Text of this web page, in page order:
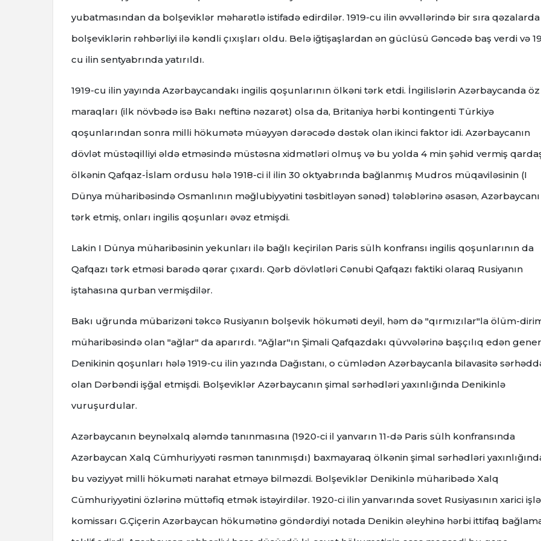
yubatmasından da bolşeviklər məharətlə istifadə edirdilər. 1919-cu ilin əvvəllərində bir sıra qəzalarda
bolşeviklərin rəhbərliyi ilə kəndli çıxışları oldu. Belə iğtişaşlardan ən güclüsü Gəncədə baş verdi və
cu ilin sentyabrında yatırıldı.
1919-cu ilin yayında Azərbaycandakı ingilis qoşunlarının ölkəni tərk etdi. İngilislərin Azərbaycanda öz
maraqları (ilk növbədə isə Bakı neftinə nəzarət) olsa da, Britaniya hərbi kontingenti Türkiyə
qoşunlarından sonra milli hökumətə müəyyən dərəcədə dəstək olan ikinci faktor idi. Azərbaycanın
dövlət müstəqilliyi əldə etməsində müstəsna xidmətləri olmuş və bu yolda 4 min şəhid vermiş
ölkənin Qafqaz-İslam ordusu hələ 1918-ci il ilin 30 oktyabrında bağlanmış Mudros müqaviləsinin (I
Dünya müharibəsində Osmanlının məğlubiyyətini təsbitləyən sənəd) tələblərinə əsasən, Azərbaycanı
tərk etmiş, onları ingilis qoşunları əvəz etmişdi.
Lakin I Dünya müharibəsinin yekunları ilə bağlı keçirilən Paris sülh konfransı ingilis qoşunlarının da
Qafqazı tərk etməsi barədə qərar çıxardı. Qərb dövlətləri Cənubi Qafqazı faktiki olaraq Rusiyanın
iştahasına qurban vermişdilər.
Bakı uğrunda mübarizəni təkcə Rusiyanın bolşevik hökuməti deyil, həm də "qırmızılar"la ölüm-
müharibəsində olan "ağlar" da aparırdı. "Ağlar"ın Şimali Qafqazdakı qüvvələrinə başçılıq edən
Denikinin qoşunları hələ 1919-cu ilin yazında Dağıstanı, o cümlədən Azərbaycanla bilavasitə
olan Dərbəndi işğal etmişdi. Bolşeviklər Azərbaycanın şimal sərhədləri yaxınlığında Denikinlə
vuruşurdular.
Azərbaycanın beynəlxalq aləmdə tanınmasına (1920-ci il yanvarın 11-də Paris sülh konfransında
Azərbaycan Xalq Cümhuriyyəti rəsmən tanınmışdı) baxmayaraq ölkənin şimal sərhədləri
bu vəziyyət milli hökuməti narahat etməyə bilməzdi. Bolşeviklər Denikinlə müharibədə Xalq
Cümhuriyyətini özlərinə müttəfiq etmək istəyirdilər. 1920-ci ilin yanvarında sovet Rusiyasının xarici
komissarı G.Çiçerin Azərbaycan hökumətinə göndərdiyi notada Denikin əleyhinə hərbi ittifaq